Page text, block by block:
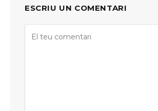
ESCRIU UN COMENTARI